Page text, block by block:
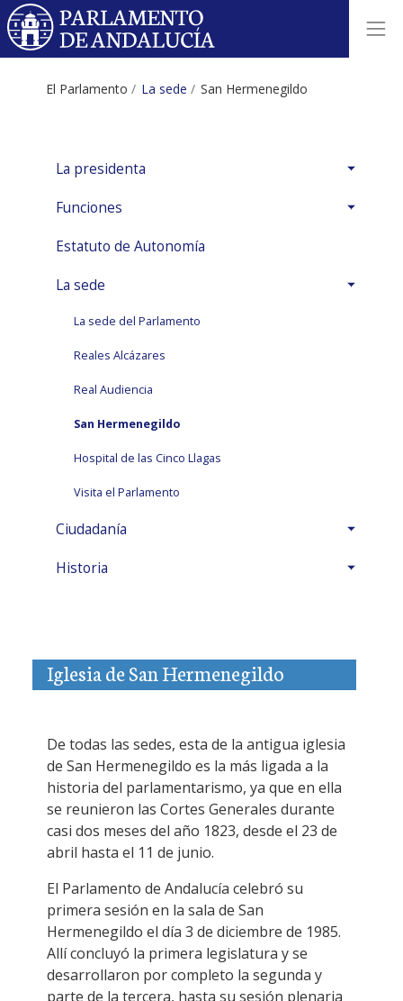
El Parlamento La sede San Hermenegildo
La presidenta
Funciones
Estatuto de Autonomía
La sede
La sede del Parlamento
Reales Alcázares
Real Audiencia
San Hermenegildo
Hospital de las Cinco Llagas
Visita el Parlamento
Ciudadanía
Historia
Iglesia de San Hermenegildo
De todas las sedes, esta de la antigua iglesia
de San Hermenegildo es la más ligada a la
historia del parlamentarismo, ya que en ella
se reunieron las Cortes Generales durante
casi dos meses del año 1823, desde el 23 de
abril hasta el 11 de junio.
El Parlamento de Andalucía celebró su
primera sesión en la sala de San
Hermenegildo el día 3 de diciembre de 1985.
Allí concluyó la primera legislatura y se
desarrollaron por completo la segunda y
parte de la tercera, hasta su sesión plenaria